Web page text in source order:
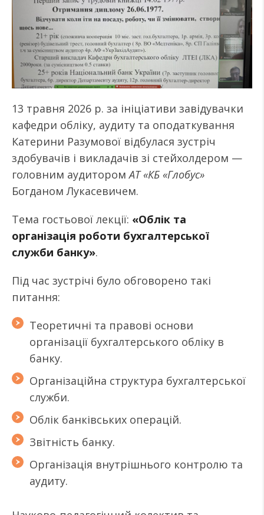
13 травня 2026 р. за ініціативи завідувачки
кафедри обліку, аудиту та оподаткування
Катерини Разумової відбулася зустріч
здобувачів і викладачів зі стейхолдером —
головним аудиторомАТ «КБ «Глобус»
Богданом Лукасевичем.
Тема гостьової лекції: «Облік та
організація роботи бухгалтерської
служби банку».
Під час зустрічі було обговорено такі
питання:
Теоретичні та правові основи
організації бухгалтерського обліку в
банку.
Організаційна структура бухгалтерської
служби.
Облік банківських операцій.
Звітність банку.
Організація внутрішнього контролю та
аудиту.